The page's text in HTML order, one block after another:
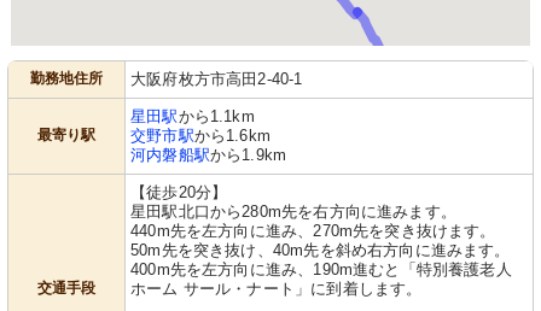
勤務地住所 大阪府枚方市高田2-40-1
最寄り駅
星田駅から1.1km
交野市駅から1.6km
河内磐船駅から1.9km
交通手段
【徒歩20分】
星田駅北口から280m先を右方向に進みます。
440m先を左方向に進み、270m先を突き抜けます。
50m先を突き抜け、40m先を斜め右方向に進みます。
400m先を左方向に進み、190m進むと「特別養護老人
ホーム サール・ナート」に到着します。